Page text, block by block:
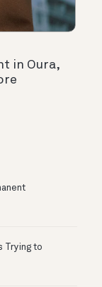
in Oura,
Trying to